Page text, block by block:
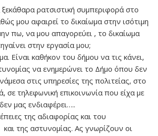
ρατσιστική συμπεριφορά στο
μου αφαιρεί το δικαίωμα στην ισότιμη
πω, να μου απαγορεύει , το δικαίωμα
στην εργασία μου;
Είναι καθήκον του δήμου να τις κάνει,
να ενημερώνει το Δήμο όπου δεν
στις υπηρεσίες της πολιτείας, στο
τηλεφωνική επικοινωνία που είχα με
μας ενδιαφέρει…..
της αδιαφορίας και του
της αστυνομίας. Ας γνωρίζουν οι